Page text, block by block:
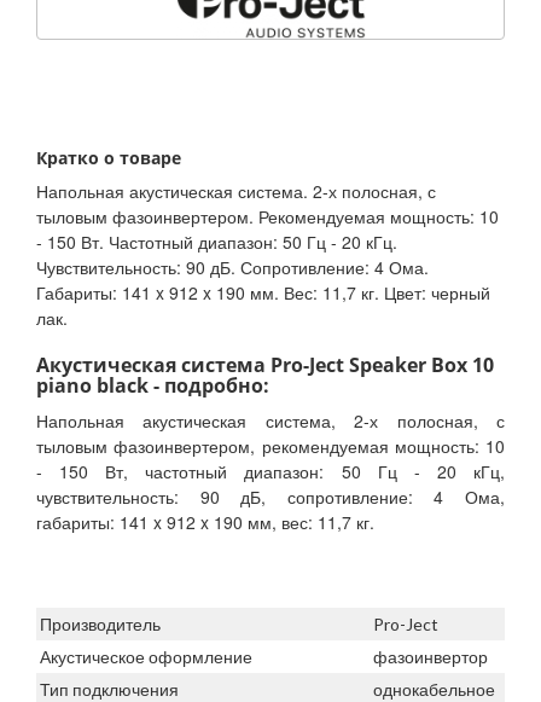
Кратко о товаре
Напольная акустическая система. 2-х полосная, с
тыловым фазоинвертером. Рекомендуемая мощность: 10
- 150 Вт. Частотный диапазон: 50 Гц - 20 кГц.
Чувствительность: 90 дБ. Сопротивление: 4 Ома.
Габариты: 141 x 912 x 190 мм. Вес: 11,7 кг. Цвет: черный
лак.
Акустическая система Pro-Ject Speaker Box 10
piano black - подробно:
Напольная акустическая система, 2-х полосная, с
тыловым фазоинвертером, рекомендуемая мощность: 10
- 150 Вт, частотный диапазон: 50 Гц - 20 кГц,
чувствительность: 90 дБ, сопротивление: 4 Ома,
габариты: 141 x 912 x 190 мм, вес: 11,7 кг.
Производитель
Pro-Ject
Акустическое оформление
фазоинвертор
Тип подключения
однокабельное